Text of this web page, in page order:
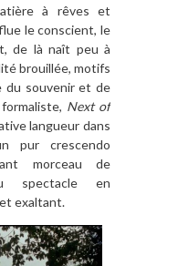
à rêves et
le conscient, le
de là naît peu à
brouillée, motifs
du souvenir et de
Next of
langueur dans
pur crescendo
morceau de
spectacle en
exaltant.